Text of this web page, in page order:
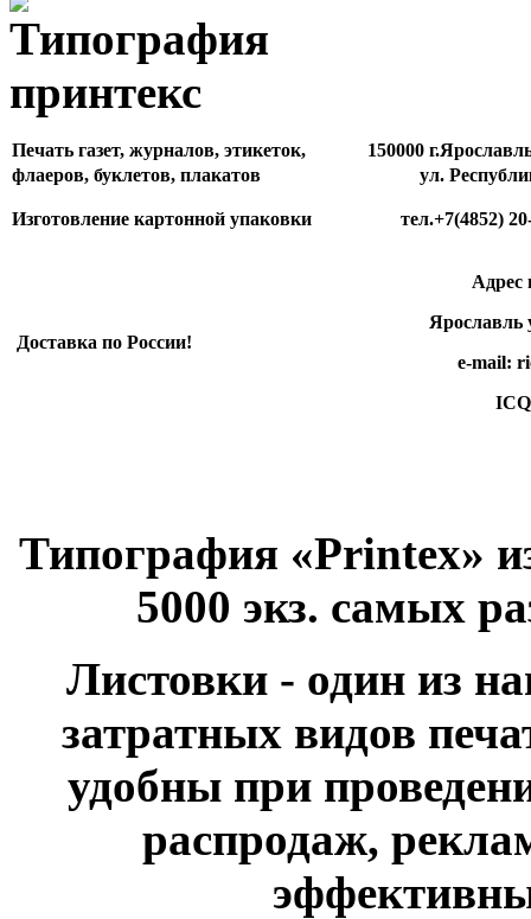
Печать газет, журналов, этикеток,
150000
флаеров, буклетов, плакатов
ул.
Изготовление картонной упаковки тел.+7(4852) 20-
Доставка по России!
Адрес
Ярославль
e-mail: rico-
ICQ 498
Типография «Printex»
5000 экз. самых
Листовки - один из
затратных видов
удобны при
распродаж,